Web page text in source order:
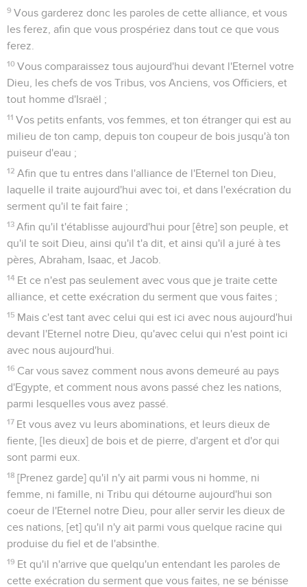
9 Vous garderez donc les paroles de cette alliance, et vous
les ferez, afin que vous prospériez dans tout ce que vous
ferez.
10 Vous comparaissez tous aujourd'hui devant l'Eternel votre
Dieu, les chefs de vos Tribus, vos Anciens, vos Officiers, et
tout homme d'Israël ;
11 Vos petits enfants, vos femmes, et ton étranger qui est au
milieu de ton camp, depuis ton coupeur de bois jusqu'à ton
puiseur d'eau ;
12 Afin que tu entres dans l'alliance de l'Eternel ton Dieu,
laquelle il traite aujourd'hui avec toi, et dans l'exécration du
serment qu'il te fait faire ;
13 Afin qu'il t'établisse aujourd'hui pour [être] son peuple, et
qu'il te soit Dieu, ainsi qu'il t'a dit, et ainsi qu'il a juré à tes
pères, Abraham, Isaac, et Jacob.
14 Et ce n'est pas seulement avec vous que je traite cette
alliance, et cette exécration du serment que vous faites ;
15 Mais c'est tant avec celui qui est ici avec nous aujourd'hui
devant l'Eternel notre Dieu, qu'avec celui qui n'est point ici
avec nous aujourd'hui.
16 Car vous savez comment nous avons demeuré au pays
d'Egypte, et comment nous avons passé chez les nations,
parmi lesquelles vous avez passé.
17 Et vous avez vu leurs abominations, et leurs dieux de
fiente, [les dieux] de bois et de pierre, d'argent et d'or qui
sont parmi eux.
18 [Prenez garde] qu'il n'y ait parmi vous ni homme, ni
femme, ni famille, ni Tribu qui détourne aujourd'hui son
coeur de l'Eternel notre Dieu, pour aller servir les dieux de
ces nations, [et] qu'il n'y ait parmi vous quelque racine qui
produise du fiel et de l'absinthe.
19 Et qu'il n'arrive que quelqu'un entendant les paroles de
cette exécration du serment que vous faites, ne se bénisse